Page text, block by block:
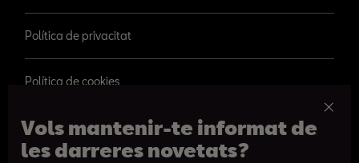
Vols mantenir-te informat de
les darreres novetats?
Política de privacitat
Política de cookies